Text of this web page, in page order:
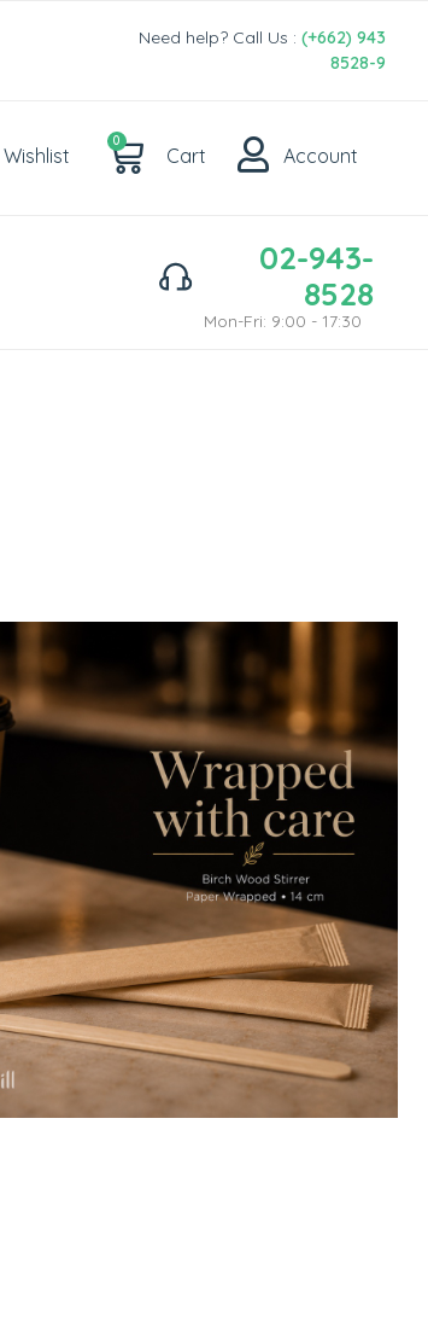
Need help? Call Us : (+662) 943
8528-9
Wishlist
0
Cart Account
02-943-
8528
Mon-Fri: 9:00 - 17:30